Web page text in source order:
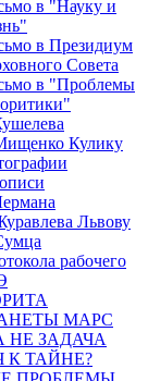
в "Науку и
в Президиум
Совета
в "Проблемы
Кулику
Львову
рабочего
МАРС
НЕ ЗАДАЧА
К ТАЙНЕ?